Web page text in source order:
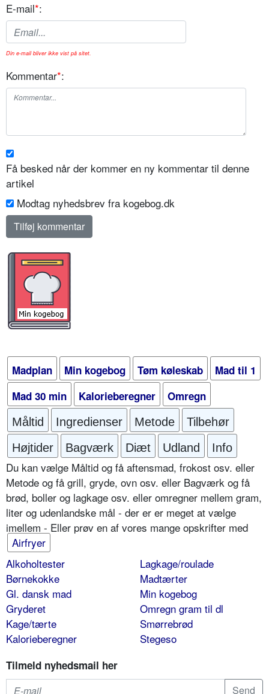
E-mail*:
Din e-mail bliver ikke vist på sitet.
Kommentar*:
Få besked når der kommer en ny kommentar til denne
artikel
Modtag nyhedsbrev fra kogebog.dk
Madplan Min kogebog Tøm køleskab
Mad til 1
Mad 30 min
Kalorieberegner Omregn
Måltid Ingredienser Metode
Tilbehør
Højtider
Bagværk Diæt Udland Info
Du kan vælge Måltid og få aftensmad, frokost osv. eller
Metode og få grill, gryde, ovn osv. eller Bagværk og få
brød, boller og lagkage osv. eller omregner mellem gram,
liter og udenlandske mål - der er er meget at vælge
imellem - Eller prøv en af vores mange opskrifter med
Airfryer
Alkoholtester
Børnekokke
Gl. dansk mad
Gryderet
Kage/tærte
Kalorieberegner
Lagkage/roulade
Madtærter
Min kogebog
Omregn gram til dl
Smørrebrød
Stegeso
Tilmeld nyhedsmail her